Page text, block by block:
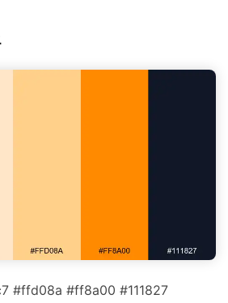
#ffd08a #ff8a00 #111827